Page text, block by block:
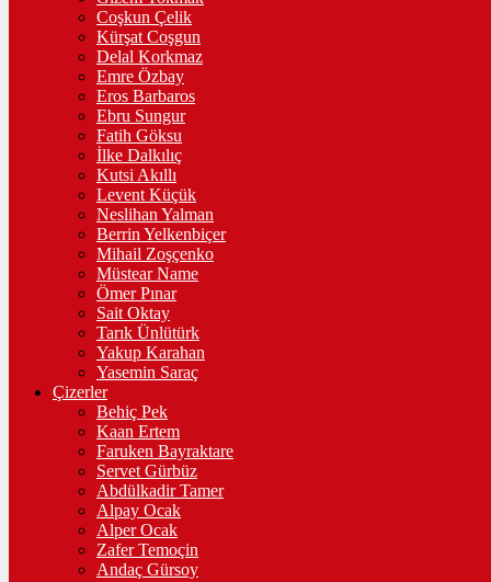
Coşkun Çelik
Kürşat Coşgun
Delal Korkmaz
Emre Özbay
Eros Barbaros
Ebru Sungur
Fatih Göksu
İlke Dalkılıç
Kutsi Akıllı
Levent Küçük
Neslihan Yalman
Berrin Yelkenbiçer
Mihail Zoşçenko
Müstear Name
Ömer Pınar
Sait Oktay
Tarık Ünlütürk
Yakup Karahan
Yasemin Saraç
Çizerler
Behiç Pek
Kaan Ertem
Faruken Bayraktare
Servet Gürbüz
Abdülkadir Tamer
Alpay Ocak
Alper Ocak
Zafer Temoçin
Andaç Gürsoy